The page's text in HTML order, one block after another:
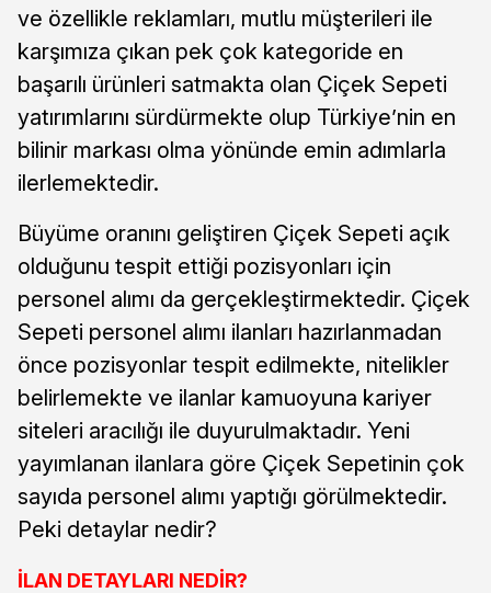
ve özellikle reklamları, mutlu müşterileri ile
karşımıza çıkan pek çok kategoride en
başarılı ürünleri satmakta olan Çiçek Sepeti
yatırımlarını sürdürmekte olup Türkiye’nin en
bilinir markası olma yönünde emin adımlarla
ilerlemektedir.
Büyüme oranını geliştiren Çiçek Sepeti açık
olduğunu tespit ettiği pozisyonları için
personel alımı da gerçekleştirmektedir. Çiçek
Sepeti personel alımı ilanları hazırlanmadan
önce pozisyonlar tespit edilmekte, nitelikler
belirlemekte ve ilanlar kamuoyuna kariyer
siteleri aracılığı ile duyurulmaktadır. Yeni
yayımlanan ilanlara göre Çiçek Sepetinin çok
sayıda personel alımı yaptığı görülmektedir.
Peki detaylar nedir?
İLAN DETAYLARI NEDİR?